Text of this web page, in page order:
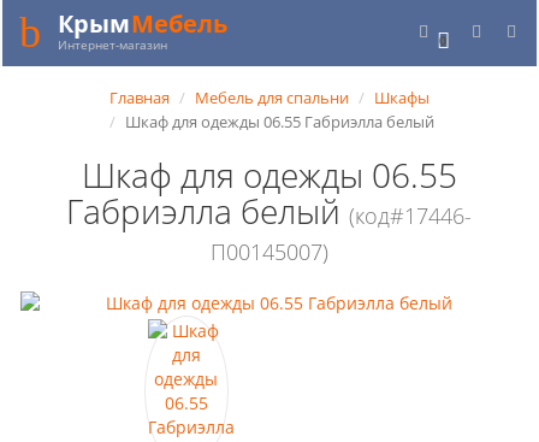
0
КрымМебель
Интернет-магазин
Главная Мебель для спальни
Шкафы
Шкаф для одежды 06.55 Габриэлла белый
Шкаф для одежды 06.55
Габриэлла белый(код#17446-
П00145007)